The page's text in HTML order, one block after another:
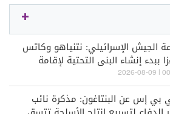
الجيش الإسرائيلي: نتنياهو وكاتس
ببدء إنشاء البنى التحتية لإقامة
جديدة في رفح جنوبي قطاع غزة 00:30 |
إس عن البنتاغون: مذكرة نائب